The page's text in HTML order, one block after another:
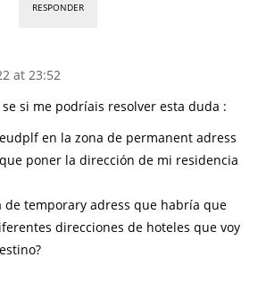
RESPONDER
at 23:52
se si me podríais resolver esta duda :
en la zona de permanent adress
poner la dirección de mi residencia
de temporary adress que habría que
direcciones de hoteles que voy